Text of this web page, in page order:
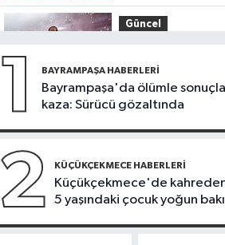
değil
Güncel
Salah heyecanı:
Turizmde
başladı
Sağlık
bölgelerde zehirli
tehlike
Güngören
09:17Güngören’de
balkonu çöken 5
1 BAYRAMPAŞA HABERLERI
Bayrampaşa'da ölümle
kaza: Sürücü gözaltında
2 KÜÇÜKÇEKMECE HABERLERI
Küçükçekmece'de
5 yaşındaki çocuk yoğun